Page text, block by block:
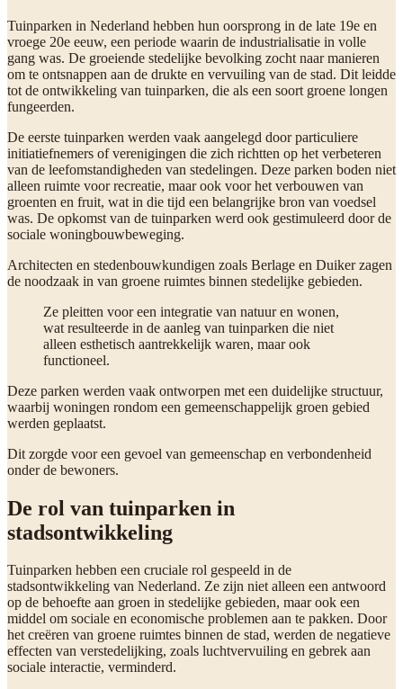
Tuinparken in Nederland hebben hun oorsprong in de late 19e en
vroege 20e eeuw, een periode waarin de industrialisatie in volle
gang was. De groeiende stedelijke bevolking zocht naar manieren
om te ontsnappen aan de drukte en vervuiling van de stad. Dit leidde
tot de ontwikkeling van tuinparken, die als een soort groene longen
fungeerden.
De eerste tuinparken werden vaak aangelegd door particuliere
initiatiefnemers of verenigingen die zich richtten op het verbeteren
van de leefomstandigheden van stedelingen. Deze parken boden niet
alleen ruimte voor recreatie, maar ook voor het verbouwen van
groenten en fruit, wat in die tijd een belangrijke bron van voedsel
was. De opkomst van de tuinparken werd ook gestimuleerd door de
sociale woningbouwbeweging.
Architecten en stedenbouwkundigen zoals Berlage en Duiker zagen
de noodzaak in van groene ruimtes binnen stedelijke gebieden.
Ze pleitten voor een integratie van natuur en wonen,
wat resulteerde in de aanleg van tuinparken die niet
alleen esthetisch aantrekkelijk waren, maar ook
functioneel.
Deze parken werden vaak ontworpen met een duidelijke structuur,
waarbij woningen rondom een gemeenschappelijk groen gebied
werden geplaatst.
Dit zorgde voor een gevoel van gemeenschap en verbondenheid
onder de bewoners.
De rol van tuinparken in
stadsontwikkeling
Tuinparken hebben een cruciale rol gespeeld in de
stadsontwikkeling van Nederland. Ze zijn niet alleen een antwoord
op de behoefte aan groen in stedelijke gebieden, maar ook een
middel om sociale en economische problemen aan te pakken. Door
het creëren van groene ruimtes binnen de stad, werden de negatieve
effecten van verstedelijking, zoals luchtvervuiling en gebrek aan
sociale interactie, verminderd.